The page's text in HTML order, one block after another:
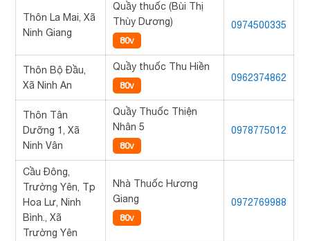
Thôn La Mai, Xã
Ninh Giang
Quầy thuốc (Bùi Thị
Thùy Dương)
80v
0974500335
Thôn Bộ Đầu,
Xã Ninh An
Quầy thuốc Thu Hiền
80v
0962374862
Thôn Tân
Dưỡng 1, Xã
Ninh Vân
Quầy Thuốc Thiện
Nhân 5
80v
0978775012
Cầu Đông,
Trường Yên, Tp
Hoa Lư, Ninh
Bình., Xã
Trường Yên
Nhà Thuốc Hương
Giang
80v
0972769988